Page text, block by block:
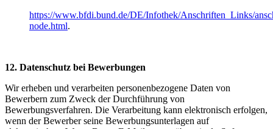
https://www.bfdi.bund.de/DE/Infothek/Anschriften_Links/
node.html.
12. Datenschutz bei Bewerbungen
Wir erheben und verarbeiten personenbezogene Daten von
Bewerbern zum Zweck der Durchführung von
Bewerbungsverfahren. Die Verarbeitung kann elektronisch erfolgen,
wenn der Bewerber seine Bewerbungsunterlagen auf